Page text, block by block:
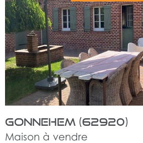
voir
le
bien
Gonnehem (62920)
Maison à vendre